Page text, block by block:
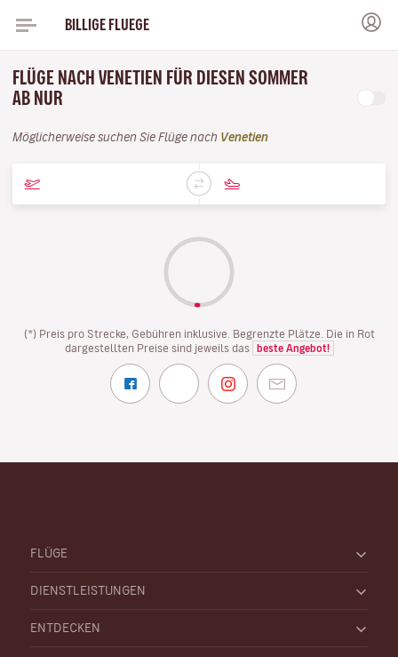
BILLIGE FLUEGE
FLÜGE NACH VENETIEN FÜR DIESEN SOMMER
AB NUR
Möglicherweise suchen Sie Flüge nach Venetien
(*) Preis pro Strecke, Gebühren inklusive. Begrenzte Plätze. Die in Rot
dargestellten Preise sind jeweils das
beste Angebot!
FLÜGE
DIENSTLEISTUNGEN
ENTDECKEN